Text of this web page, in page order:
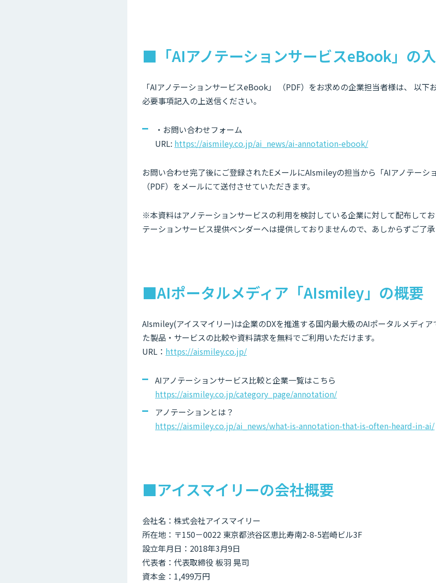
■「AIアノテーションサービスeBook」の
「AIアノテーションサービスeBook」 （PDF）をお求めの企業担当者様は、 以下
必要事項記入の上送信ください。
・お問い合わせフォーム
URL: https://aismiley.co.jp/ai_news/ai-annotation-ebook/
お問い合わせ完了後にご登録されたEメールにAIsmileyの担当から「AIアノテーシ
（PDF）をメールにて送付させていただきます。
※本資料はアノテーションサービスの利用を検討している企業に対して配布して
テーションサービス提供ベンダーへは提供しておりませんので、あしからずご了承
■AIポータルメディア「AIsmiley」の概要
AIsmiley(アイスマイリー)は企業のDXを推進する国内最大級のAIポータルメディア
た製品・サービスの比較や資料請求を無料でご利用いただけます。
URL： https://aismiley.co.jp/
AIアノテーションサービス比較と企業一覧はこちら
https://aismiley.co.jp/category_page/annotation/
アノテーションとは？
https://aismiley.co.jp/ai_news/what-is-annotation-that-is-often-heard-in-ai/
■アイスマイリーの会社概要
会社名：株式会社アイスマイリー
所在地：〒150－0022 東京都渋谷区恵比寿南2-8-5岩崎ビル3F
設立年月日：2018年3月9日
代表者：代表取締役 板羽 晃司
資本金：1,499万円